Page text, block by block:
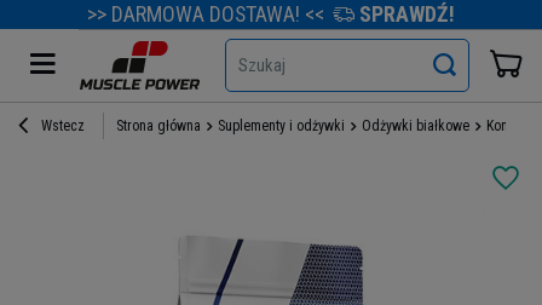
>> DARMOWA DOSTAWA! << SPRAWDŹ!
Szukaj
Wstecz Strona główna Suplementy i odżywki Odżywki białkowe